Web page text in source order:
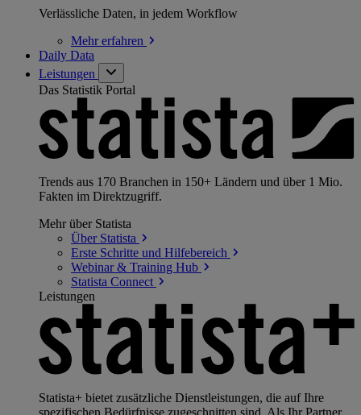
Verlässliche Daten, in jedem Workflow
Mehrerfahren
Daily Data
Leistungen
Das Statistik Portal
Trends aus 170 Branchen in 150+ Ländern und über 1 Mio.
Fakten im Direktzugriff.
Mehr über Statista
Über Statista
Erste Schritte und Hilfebereich
Webinar & Training Hub
Statista Connect
Leistungen
Statista+ bietet zusätzliche Dienstleistungen, die auf Ihre
spezifischen Bedürfnisse zugeschnitten sind. Als Ihr Partner